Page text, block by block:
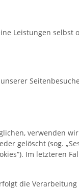
Leistungen selbst
verwenden
gelöscht (sog.
Im letzteren
die